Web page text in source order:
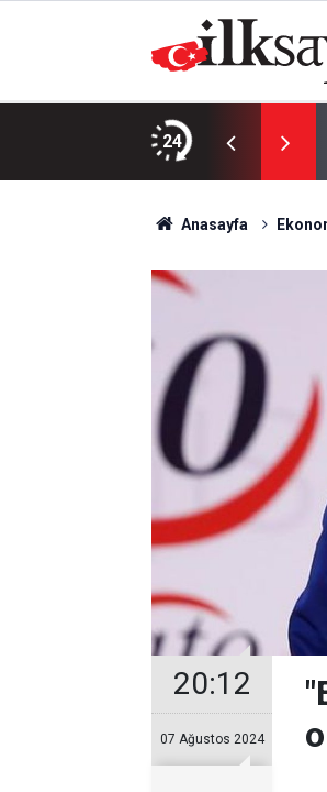
24
Anasayfa
20:12
07 Ağustos 2024